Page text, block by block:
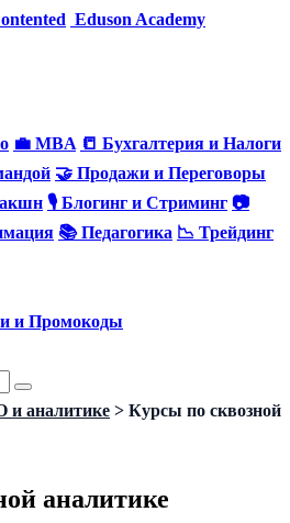
Eduson Academy
💼 MBA 📒 Бухгалтерия и Налоги
🤝 Продажи и Переговоры
🎙 Блогинг и Стриминг 📷
📚 Педагогика 📉 Трейдинг
и Промокоды
и аналитике > Курсы по сквозной
аналитике